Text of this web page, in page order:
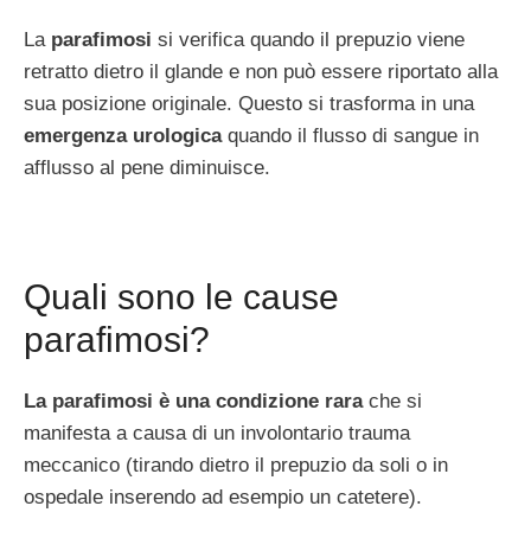
La parafimosi si verifica quando il prepuzio viene
retratto dietro il glande e non può essere riportato alla
sua posizione originale. Questo si trasforma in una
emergenza urologicaquando il flusso di sangue in
afflusso al pene diminuisce.
Quali sono le cause
parafimosi?
La parafimosi è una condizione rarache si
manifesta a causa di un involontario trauma
meccanico (tirando dietro il prepuzio da soli o in
ospedale inserendo ad esempio un catetere).